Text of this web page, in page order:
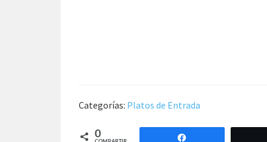
Categorías: Platos de Entrada
0